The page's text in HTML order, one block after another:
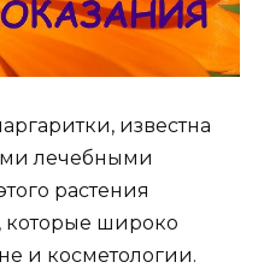
известна
лечебными
растения
которые широко
и косметологии.